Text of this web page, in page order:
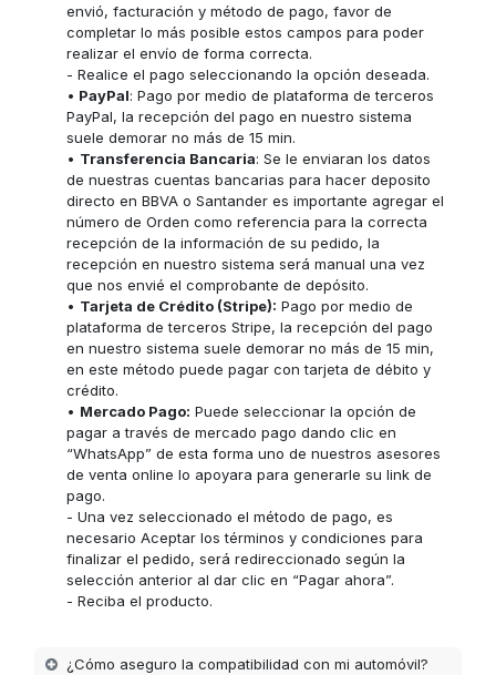
envió, facturación y método de pago, favor de
completar lo más posible estos campos para poder
realizar el envío de forma correcta.
- Realice el pago seleccionando la opción deseada.
• PayPal: Pago por medio de plataforma de terceros
PayPal, la recepción del pago en nuestro sistema
suele demorar no más de 15 min.
• Transferencia Bancaria: Se le enviaran los datos
de nuestras cuentas bancarias para hacer deposito
directo en BBVA o Santander es importante agregar el
número de Orden como referencia para la correcta
recepción de la información de su pedido, la
recepción en nuestro sistema será manual una vez
que nos envié el comprobante de depósito.
• Tarjeta de Crédito (Stripe): Pago por medio de
plataforma de terceros Stripe, la recepción del pago
en nuestro sistema suele demorar no más de 15 min,
en este método puede pagar con tarjeta de débito y
crédito.
• Mercado Pago: Puede seleccionar la opción de
pagar a través de mercado pago dando clic en
“WhatsApp” de esta forma uno de nuestros asesores
de venta online lo apoyara para generarle su link de
pago.
- Una vez seleccionado el método de pago, es
necesario Aceptar los términos y condiciones para
finalizar el pedido, será redireccionado según la
selección anterior al dar clic en “Pagar ahora”.
- Reciba el producto.
¿Cómo aseguro la compatibilidad con mi automóvil?